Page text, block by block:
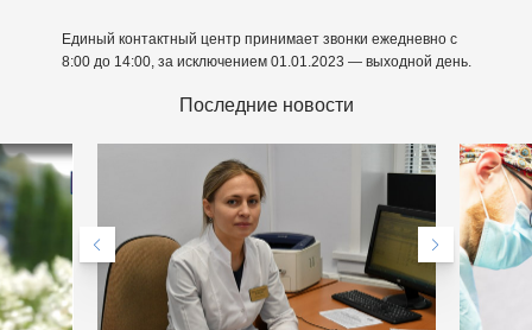
Единый контактный центр принимает звонки ежедневно с
8:00 до 14:00, за исключением 01.01.2023 — выходной день.
Последние новости